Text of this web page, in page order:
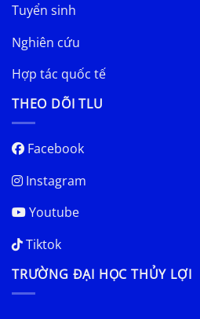
Tuyển sinh
Nghiên cứu
Hợp tác quốc tế
THEO DÕI TLU
Facebook
Instagram
Youtube
Tiktok
TRƯỜNG ĐẠI HỌC THỦY LỢI